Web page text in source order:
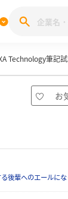
ンペーン
調査
Technology筆記
お
後輩へのエールにな